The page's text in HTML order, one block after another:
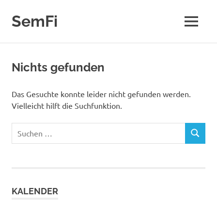
Inhalt
springen
SemFi MENÜ
Nichts gefunden
Das Gesuchte konnte leider nicht gefunden werden.
Vielleicht hilft die Suchfunktion.
Suchen
SUCHEN
KALENDER